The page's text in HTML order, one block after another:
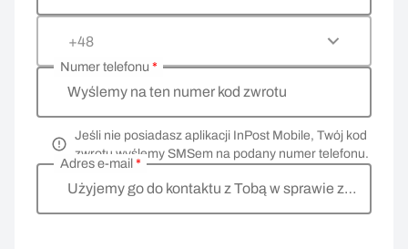
+48
Wyślemy na ten numer kod zwrotu
Numer telefonu *
Jeśli nie posiadasz aplikacji InPost Mobile, Twój kod
zwrotu wyślemy SMSem na podany numer telefonu.
Użyjemy go do kontaktu z Tobą w sprawie zwrotu
Adres e-mail *